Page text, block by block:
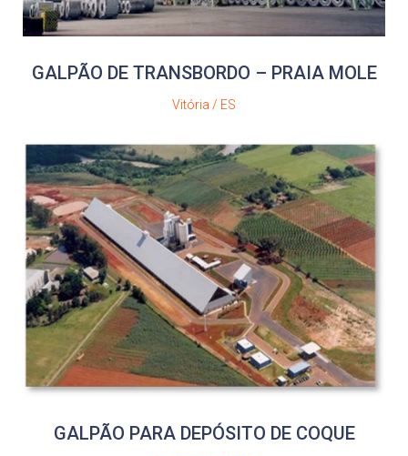
GALPÃO DE TRANSBORDO – PRAIA MOLE
Vitória / ES
GALPÃO PARA DEPÓSITO DE COQUE